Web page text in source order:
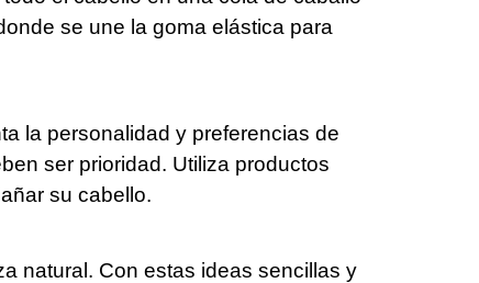
se une la goma elástica para
la personalidad y preferencias de
ser prioridad. Utiliza productos
su cabello.
natural. Con estas ideas sencillas y